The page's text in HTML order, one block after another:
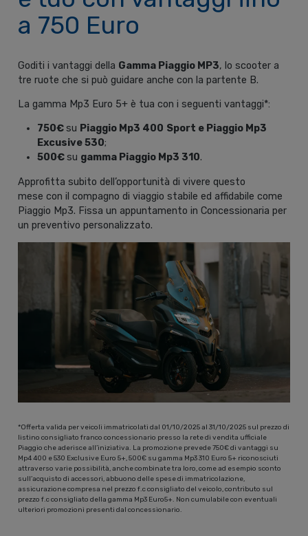
a 750 Euro
Goditi i vantaggi della Gamma Piaggio MP3, lo scooter a
tre ruote che si può guidare anche con la partente B.
La gamma Mp3 Euro 5+ è tua con i seguenti vantaggi*:
750€su Piaggio Mp3 400 Sport e Piaggio Mp3
Excusive 530;
500€su gamma Piaggio Mp3 310.
Approfitta subito dell’opportunità di vivere questo
mese con il compagno di viaggio stabile ed affidabile come
Piaggio Mp3. Fissa un appuntamento in Concessionaria per
un preventivo personalizzato.
*Offerta valida per veicoli immatricolati dal 01/10/2025 al 31/10/2025 sul prezzo di
listino consigliato franco concessionario presso la rete di vendita ufficiale
Piaggio che aderisce all’iniziativa. La promozione prevede 750€ di vantaggi su
Mp4 400 e 530 Exclusive Euro 5+, 500€ su gamma Mp3 310 Euro 5+ riconosciuti
attraverso varie possibilità, anche combinate tra loro, come ad esempio sconto
sull’acquisto di accessori, abbuono delle spese di immatricolazione,
assicurazione compresa nel prezzo f.c consigliato del veicolo, contributo sul
prezzo f.c consigliato della gamma Mp3 Euro5+. Non cumulabile con eventuali
ulteriori promozioni presenti dal concessionario.